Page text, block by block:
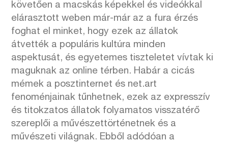
követően a macskás képekkel és videókkal
elárasztott weben már-már az a fura érzés
foghat el minket, hogy ezek az állatok
átvették a populáris kultúra minden
aspektusát, és egyetemes tiszteletet vívtak ki
maguknak az online térben. Habár a cicás
mémek a posztinternet és net.art
fenoménjainak tűnhetnek, ezek az expresszív
és titokzatos állatok folyamatos visszatérő
szereplői a művészettörténetnek és a
művészeti világnak. Ebből adódóan a